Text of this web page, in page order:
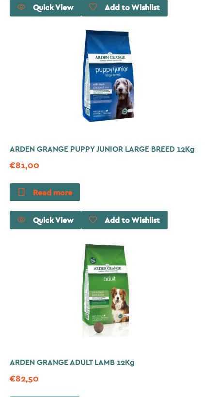
Quick View Add to Wishlist
ARDEN GRANGE PUPPY JUNIOR LARGE BREED 12Kg
€81,00
Read more
Quick View Add to Wishlist
ARDEN GRANGE ADULT LAMB 12Kg
€82,50